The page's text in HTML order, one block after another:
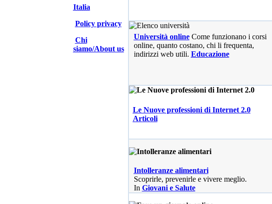
Italia
Policy privacy
Chi
siamo/About us
Università online Come funzionano i corsi
online, quanto costano, chi li frequenta,
indirizzi web utili. Educazione
Le Nuove professioni di Internet 2.0
Articoli
Intolleranze alimentari
Scoprirle, prevenirle e vivere meglio.
In Giovani e Salute